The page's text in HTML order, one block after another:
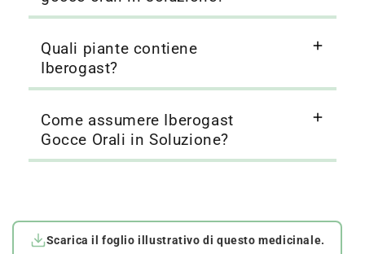
Quali piante contiene
Iberogast?
Come assumere Iberogast
Gocce Orali in Soluzione?
Scarica il foglio illustrativo di questo medicinale.